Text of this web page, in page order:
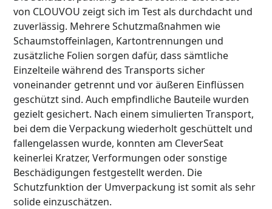
von CLOUVOU zeigt sich im Test als durchdacht und
zuverlässig. Mehrere Schutzmaßnahmen wie
Schaumstoffeinlagen, Kartontrennungen und
zusätzliche Folien sorgen dafür, dass sämtliche
Einzelteile während des Transports sicher
voneinander getrennt und vor äußeren Einflüssen
geschützt sind. Auch empfindliche Bauteile wurden
gezielt gesichert. Nach einem simulierten Transport,
bei dem die Verpackung wiederholt geschüttelt und
fallengelassen wurde, konnten am CleverSeat
keinerlei Kratzer, Verformungen oder sonstige
Beschädigungen festgestellt werden. Die
Schutzfunktion der Umverpackung ist somit als sehr
solide einzuschätzen.